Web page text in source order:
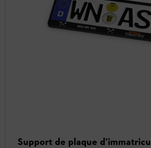
Support de plaque